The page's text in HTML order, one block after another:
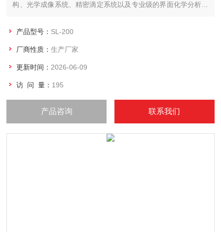
构、光学成像系统、精密滴定系统以及专业级的界面化学分析软
分布、液-气和液-液界面张力值、液体界面粘弹指数等。
产品型号： SL-200
厂商性质：生产厂家
更新时间： 2026-06-09
访 问 量： 195
产品咨询 联系我们